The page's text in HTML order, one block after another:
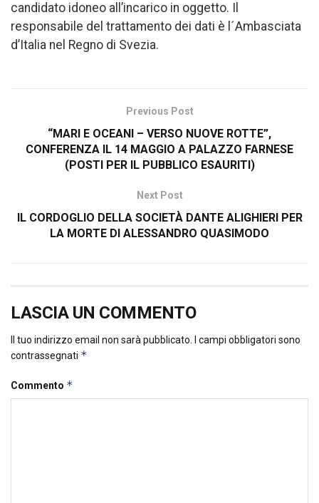
candidato idoneo all’incarico in oggetto. Il
responsabile del trattamento dei dati è l´Ambasciata
d’Italia nel Regno di Svezia.
Previous Post
“MARI E OCEANI – VERSO NUOVE ROTTE”,
CONFERENZA IL 14 MAGGIO A PALAZZO FARNESE
(POSTI PER IL PUBBLICO ESAURITI)
Next Post
IL CORDOGLIO DELLA SOCIETÀ DANTE ALIGHIERI PER
LA MORTE DI ALESSANDRO QUASIMODO
LASCIA UN COMMENTO
Il tuo indirizzo email non sarà pubblicato.
I campi obbligatori sono
contrassegnati *
Commento *